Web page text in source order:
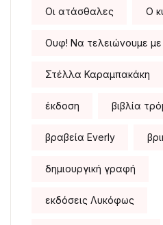
Οι ατάσθαλες Ο
Ουφ! Να τελειώνουμε
Στέλλα Καραμπακάκη
έκδοση βιβλία
βραβεία Everly
δημιουργική γραφή
εκδόσεις Λυκόφως